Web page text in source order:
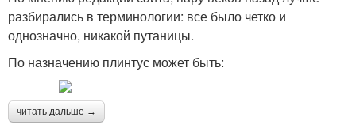
разбирались в терминологии: все было четко и
однозначно, никакой путаницы.
По назначению плинтус может быть:
читать дальше →